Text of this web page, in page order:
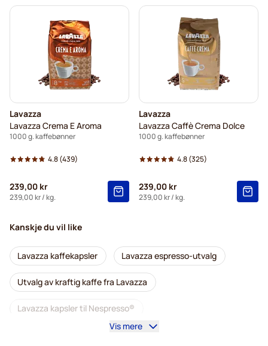
Lavazza
Lavazza Crema E Aroma
1000 g. kaffebønner
4.8(439)
239,00 kr
239,00 kr/ kg.
Lavazza
Lavazza Caffè Crema Dolce
1000 g. kaffebønner
4.8(325)
239,00 kr
239,00 kr/ kg.
Kanskje du vil like
Lavazza kaffekapsler Lavazza espresso-utvalg
Utvalg av kraftig kaffe fra Lavazza
Lavazza kapsler til Nespresso®
Vis mere